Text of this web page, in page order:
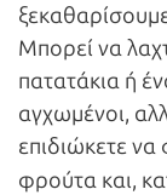
Μπορεί να
πατατάκια ή
αγχωμένοι,
επιδιώκετε να
φρούτα και,